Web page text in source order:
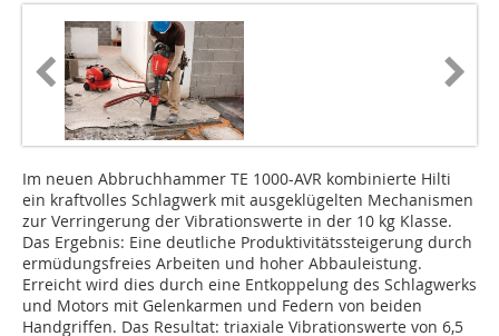
Im neuen Abbruchhammer TE 1000-AVR kombinierte Hilti
ein kraftvolles Schlagwerk mit ausgeklügelten Mechanismen
zur Verringerung der Vibrationswerte in der 10 kg Klasse.
Das Ergebnis: Eine deutliche Produktivitätssteigerung durch
ermüdungsfreies Arbeiten und hoher Abbauleistung.
Erreicht wird dies durch eine Entkoppelung des Schlagwerks
und Motors mit Gelenkarmen und Federn von beiden
Handgriffen. Das Resultat: triaxiale Vibrationswerte von 6,5